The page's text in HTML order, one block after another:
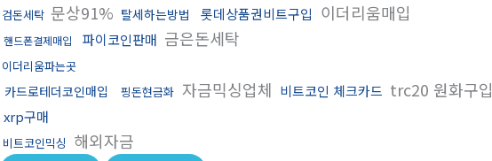
검돈세탁 문상91% 탈세하는방법 롯데상품권비트구입 이더리움매입
핸드폰결제매입 파이코인판매 금은돈세탁
이더리움파는곳
카드로테더코인매입 핑돈현금화 자금믹싱업체 비트코인 체크카드 trc20 원화구입
xrp구매
비트코인믹싱 해외자금